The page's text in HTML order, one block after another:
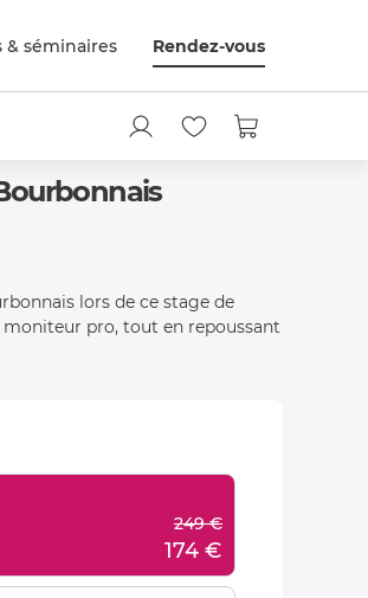
& séminaires Rendez-vous
lors de ce stage de
moniteur pro, tout en repoussant
249 €
174 €